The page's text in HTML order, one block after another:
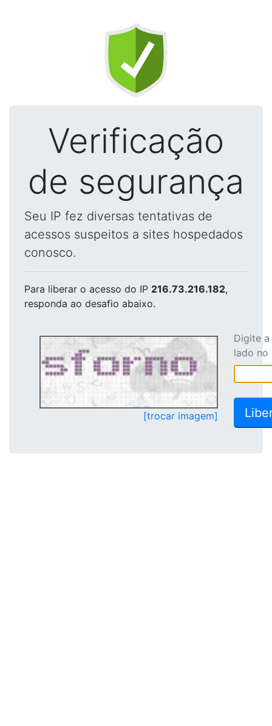
Verificação
de segurança
Seu IP fez diversas tentativas de
acessos suspeitos a sites hospedados
conosco.
Para liberar o acesso do IP 216.73.216.182,
responda ao desafio abaixo.
[trocar imagem]
Digite
lado no